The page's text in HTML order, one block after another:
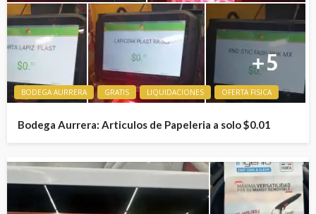
BODEGA AURRERA GRATIS LIQUIDACIONES OFERTA FISICA
Bodega Aurrera: Articulos de Papeleria a solo $0.01